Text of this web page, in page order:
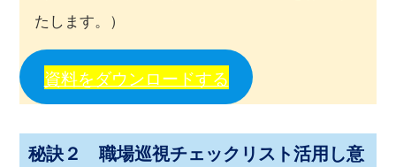
たします。）
資料をダウンロードする
秘訣２ 職場巡視チェックリスト活用し意